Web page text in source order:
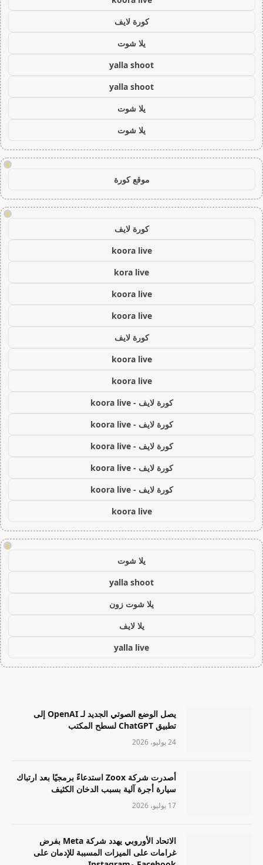
كورة لايف
يلا شوت
yalla shoot
yalla shoot
يلا شوت
يلا شوت
!
موقع كورة
!
كورة لايف
koora live
kora live
koora live
koora live
كورة لايف
koora live
koora live
كورة لايف - koora live
كورة لايف - koora live
كورة لايف - koora live
كورة لايف - koora live
كورة لايف - koora live
koora live
!
يلا شوت
yalla shoot
يلا شوت زون
يلا لايف
yalla live
يصل الوضع الصوتي الجديد لـ OpenAI إلى
تطبيق ChatGPT لسطح المكتب
24 يوليو، 2026
أصدرت شركة Zoox استدعاءً برمجيًا بعد ارتباك
سيارة أجرة آلية بسبب الدخان الكثيف
17 يوليو، 2026
الاتحاد الأوروبي يهدد شركة Meta بفرض
غرامات على الميزات المسببة للإدمان على